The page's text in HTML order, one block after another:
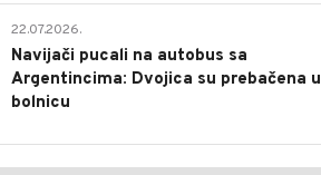
22.07.2026.
Navijači pucali na autobus sa
Argentincima: Dvojica su prebačena u
bolnicu